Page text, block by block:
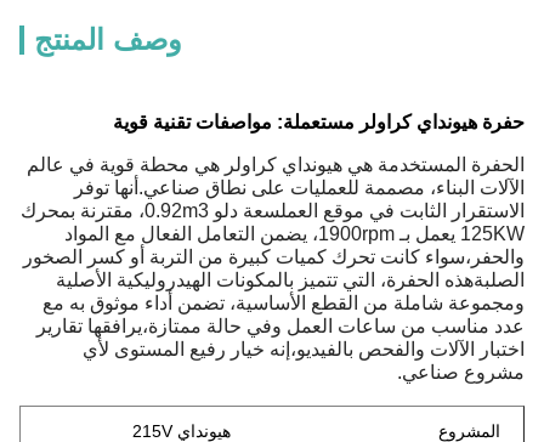
وصف المنتج
حفرة هيونداي كراولر مستعملة: مواصفات تقنية قوية
الحفرة المستخدمة هي هيونداي كراولر هي محطة قوية في عالم
الآلات البناء، مصممة للعمليات على نطاق صناعي.أنها توفر
الاستقرار الثابت في موقع العملسعة دلو 0.92m3، مقترنة بمحرك
125KW يعمل بـ 1900rpm، يضمن التعامل الفعال مع المواد
والحفر،سواء كانت تحرك كميات كبيرة من التربة أو كسر الصخور
الصلبةهذه الحفرة، التي تتميز بالمكونات الهيدروليكية الأصلية
ومجموعة شاملة من القطع الأساسية، تضمن أداء موثوق به مع
عدد مناسب من ساعات العمل وفي حالة ممتازة،يرافقها تقارير
اختبار الآلات والفحص بالفيديو،إنه خيار رفيع المستوى لأي
مشروع صناعي.
المشروع هيونداي 215V